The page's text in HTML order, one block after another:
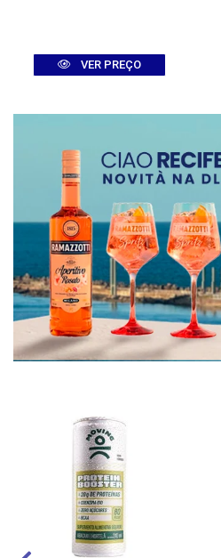
VER PREÇO